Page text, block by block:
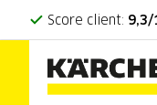
Score client: 9,3/